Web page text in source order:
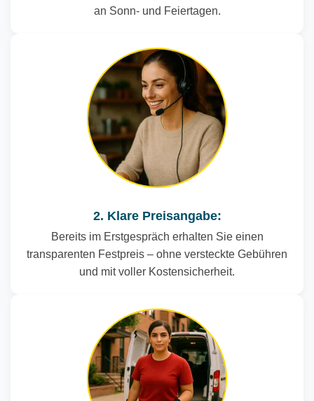
an Sonn- und Feiertagen.
2. Klare Preisangabe:
Bereits im Erstgespräch erhalten Sie einen
transparenten Festpreis – ohne versteckte Gebühren
und mit voller Kostensicherheit.